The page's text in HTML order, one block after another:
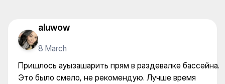
aluwow
8 March
Пришлось ауызашарить прям в раздевалке бассейна.
Это было смело, не рекомендую. Лучше время